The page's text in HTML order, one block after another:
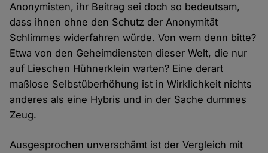
Anonymisten, ihr Beitrag sei doch so bedeutsam,
dass ihnen ohne den Schutz der Anonymität
Schlimmes widerfahren würde. Von wem denn bitte?
Etwa von den Geheimdiensten dieser Welt, die nur
auf Lieschen Hühnerklein warten? Eine derart
maßlose Selbstüberhöhung ist in Wirklichkeit nichts
anderes als eine Hybris und in der Sache dummes
Zeug.
Ausgesprochen unverschämt ist der Vergleich mit